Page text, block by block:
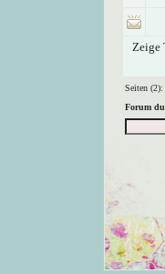
Zeige
Seiten (2):
Forum